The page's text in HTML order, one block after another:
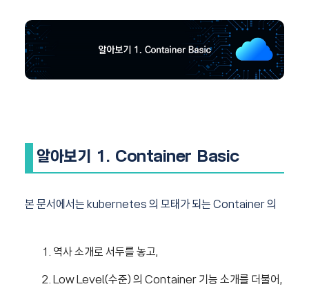
알아보기 1. Container Basic
본 문서에서는 kubernetes 의 모태가 되는 Container 의
역사 소개로 서두를 놓고,
Low Level(수준) 의 Container 기능 소개를 더불어,